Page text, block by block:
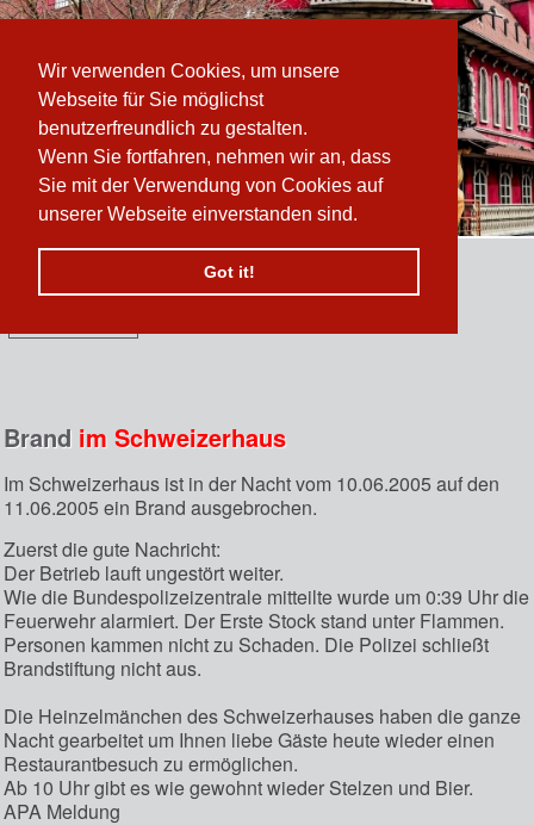
Wir verwenden Cookies, um unsere
Webseite für Sie möglichst
benutzerfreundlich zu gestalten.
Wenn Sie fortfahren, nehmen wir an, dass
Sie mit der Verwendung von Cookies auf
unserer Webseite einverstanden sind.
Got it!
Funktionen:
Brand im Schweizerhaus
Im Schweizerhaus ist in der Nacht vom 10.06.2005 auf den
11.06.2005 ein Brand ausgebrochen.
Zuerst die gute Nachricht:
Der Betrieb lauft ungestört weiter.
Wie die Bundespolizeizentrale mitteilte wurde um 0:39 Uhr die
Feuerwehr alarmiert. Der Erste Stock stand unter Flammen.
Personen kammen nicht zu Schaden. Die Polizei schließt
Brandstiftung nicht aus.
Die Heinzelmänchen des Schweizerhauses haben die ganze
Nacht gearbeitet um Ihnen liebe Gäste heute wieder einen
Restaurantbesuch zu ermöglichen.
Ab 10 Uhr gibt es wie gewohnt wieder Stelzen und Bier.
APA Meldung